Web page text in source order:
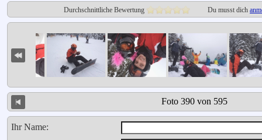
Durchschnittliche Bewertung Du musst dich
Foto 390 von 595
Ihr Name: